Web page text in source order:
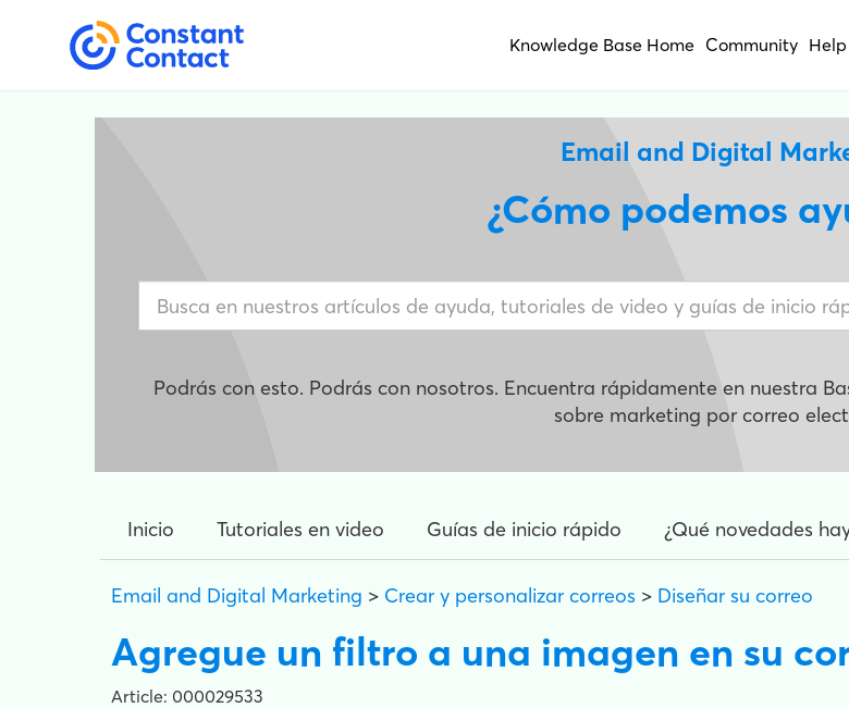
Knowledge Base Home Community
Email and Digital
¿Cómo podemos
Podrás con esto. Podrás con nosotros. Encuentra rápidamente en nuestra
sobre marketing por correo
Inicio Tutoriales en video Guías de inicio rápido ¿Qué novedades
Email and Digital Marketing > Crear y personalizar correos > Diseñar su correo
Agregue un filtro a una imagen en su
Article: 000029533